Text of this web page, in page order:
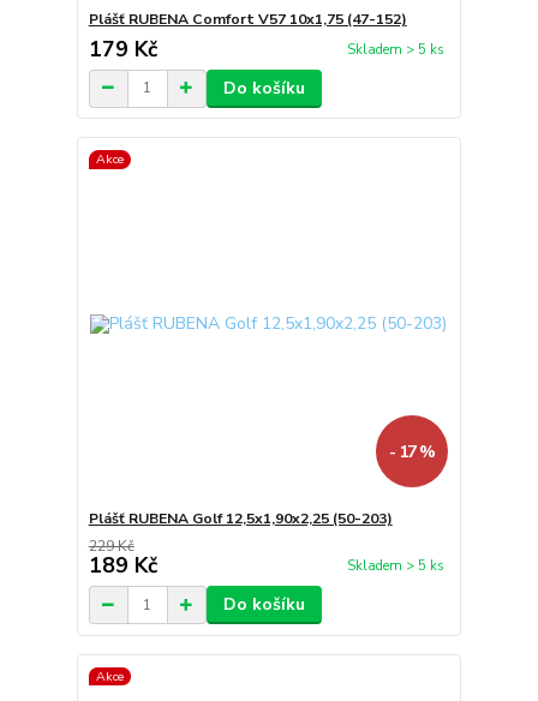
Plášť RUBENA Comfort V57 10x1,75 (47-152)
179 Kč Skladem > 5 ks
Do košíku
Akce
- 17 %
Plášť RUBENA Golf 12,5x1,90x2,25 (50-203)
229 Kč
189 Kč Skladem > 5 ks
Do košíku
Akce